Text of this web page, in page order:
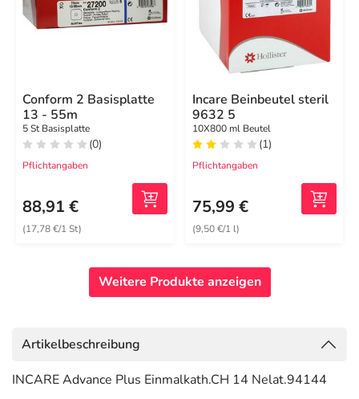
Conform 2 Basisplatte
13 - 55m
5 St Basisplatte
(0)
Pflichtangaben
88,91 €
(17,78 €/1 St)
Incare Beinbeutel steril
9632 5
10X800 ml Beutel
(1)
Pflichtangaben
75,99 €
(9,50 €/1 l)
Weitere Produkte anzeigen
Artikelbeschreibung
INCARE Advance Plus Einmalkath.CH 14 Nelat.94144